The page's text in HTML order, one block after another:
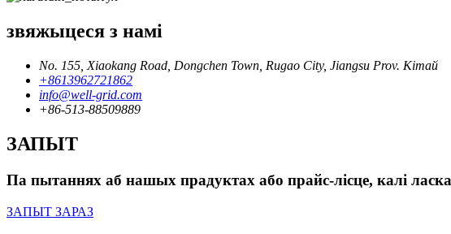
звяжыцеся з намі
No. 155, Xiaokang Road, Dongchen Town, Rugao City, Jiangsu Prov. Кітай
+8613962721862
info@well-grid.com
+86-513-88509889
ЗАПЫТ
Па пытаннях аб нашых прадуктах або прайс-лісце, калі
ЗАПЫТ ЗАРАЗ